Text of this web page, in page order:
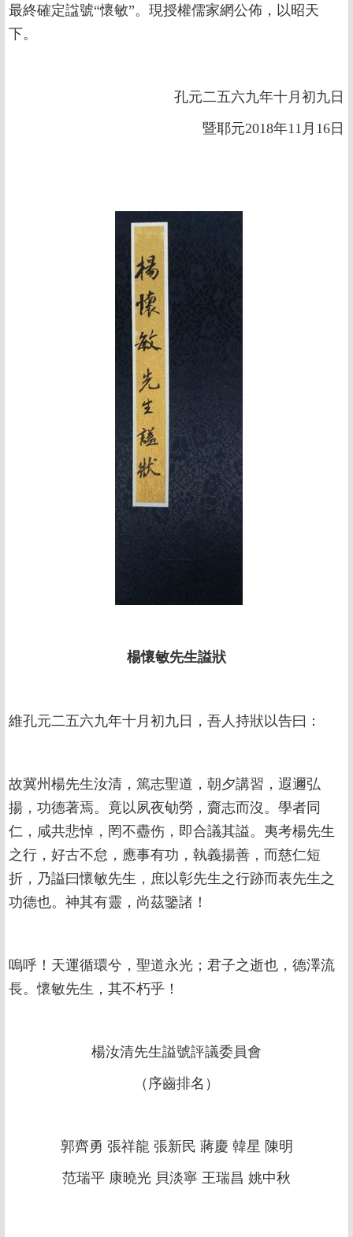
最終確定諡號“懷敏”。現授權儒家網公佈，以昭天
下。
孔元二五六九年十月初九日
暨耶元2018年11月16日
楊懷敏先生謚狀
維孔元二五六九年十月初九日，吾人持狀以告曰：
故冀州楊先生汝清，篤志聖道，朝夕講習，遐邇弘
揚，功德著焉。竟以夙夜劬勞，齎志而沒。學者同
仁，咸共悲悼，罔不衋伤，即合議其謚。夷考楊先生
之行，好古不怠，應事有功，執義揚善，而慈仁短
折，乃謚曰懷敏先生，庶以彰先生之行跡而表先生之
功德也。神其有靈，尚茲鑒諸！
嗚呼！天運循環兮，聖道永光；君子之逝也，德澤流
長。懷敏先生，其不朽乎！
楊汝清先生謚號評議委員會
（序齒排名）
郭齊勇 張祥龍 張新民 蔣慶 韓星 陳明
范瑞平 康曉光 貝淡寧 王瑞昌 姚中秋